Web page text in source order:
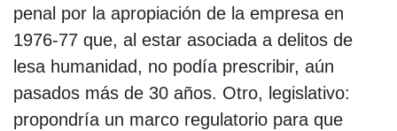
penal por la apropiación de la empresa en
1976-77 que, al estar asociada a delitos de
lesa humanidad, no podía prescribir, aún
pasados más de 30 años. Otro, legislativo:
propondría un marco regulatorio para que